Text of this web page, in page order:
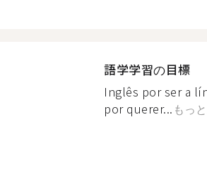
語学学習の目標
Inglês por ser a
por querer... もっ